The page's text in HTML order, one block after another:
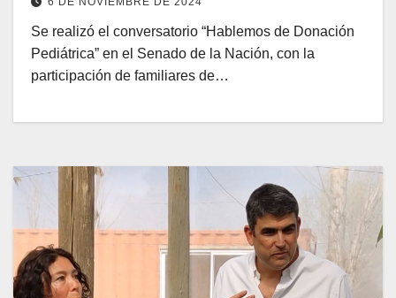
Se realizó el conversatorio “Hablemos de Donación
Pediátrica” en el Senado de la Nación, con la
participación de familiares de…